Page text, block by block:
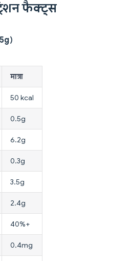
फैक्ट्स
मात्रा
50 kcal
0.5g
6.2g
0.3g
3.5g
2.4g
40%+
0.4mg